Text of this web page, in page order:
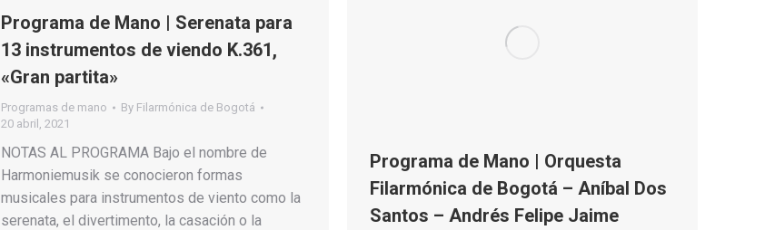
Programa de Mano | Serenata para
13 instrumentos de viendo K.361,
«Gran partita»
Programas de mano By Filarmónica de Bogotá
20 abril, 2021
NOTAS AL PROGRAMA Bajo el nombre de
Harmoniemusik se conocieron formas
musicales para instrumentos de viento como la
serenata, el divertimento, la casación o la
Programa de Mano | Orquesta
Filarmónica de Bogotá – Aníbal Dos
Santos – Andrés Felipe Jaime